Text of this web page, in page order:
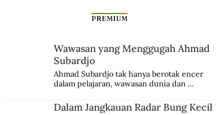
PREMIUM
Wawasan yang Menggugah Ahmad
Subardjo
Ahmad Subardjo tak hanya berotak encer
dalam pelajaran, wawasan dunia dan
Jules Verne, Multatuli, hingga Sun Yat-sen.
Dalam Jangkauan Radar Bung Kecil